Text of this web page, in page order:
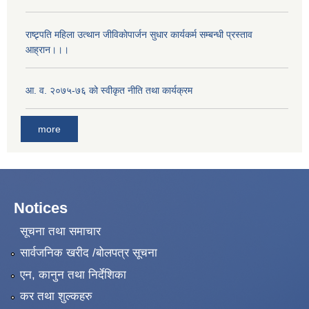
राष्ट्र्पति महिला उत्थान जीविकाेपार्जन सुधार कार्यकर्म सम्बन्धी प्रस्ताव
आह्रान।।।
आ. व. २०७५-७६ को स्वीकृत नीति तथा कार्यक्रम
more
Notices
सूचना तथा समाचार
सार्वजनिक खरीद /बोलपत्र सूचना
एन, कानुन तथा निर्देशिका
कर तथा शुल्कहरु